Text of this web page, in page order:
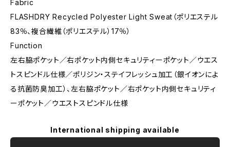
Fabric
FLASHDRY Recycled Polyester Light Sweat（ポリエステル
83％、複合繊維（ポリエステル）17％）
Function
左右脇ポケット／右ポケット内側セキュリティーポケット／ウエス
トスピンドル仕様／ポリジン・ステイフレッシュ加工（銀イオンによ
る抗菌防臭加工）、左右脇ポケット／右ポケット内側セキュリティ
ーポケット／ウエストスピンドル仕様
International shipping available